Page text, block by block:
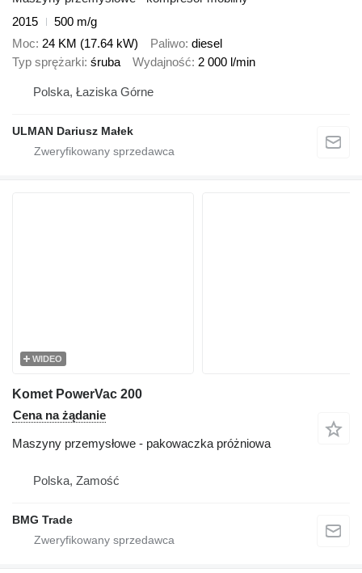
2015
500 m/g
Moc 24 KM (17.64 kW) Paliwo diesel
Typ sprężarki śruba Wydajność 2 000 l/min
Polska, Łaziska Górne
ULMAN Dariusz Małek
WIDEO
Komet PowerVac 200
Cena na żądanie
Maszyny przemysłowe - pakowaczka próżniowa
Polska, Zamość
BMG Trade